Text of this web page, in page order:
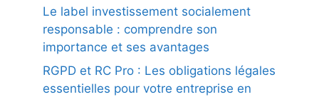
Le label investissement socialement
responsable : comprendre son
importance et ses avantages
RGPD et RC Pro : Les obligations légales
essentielles pour votre entreprise en